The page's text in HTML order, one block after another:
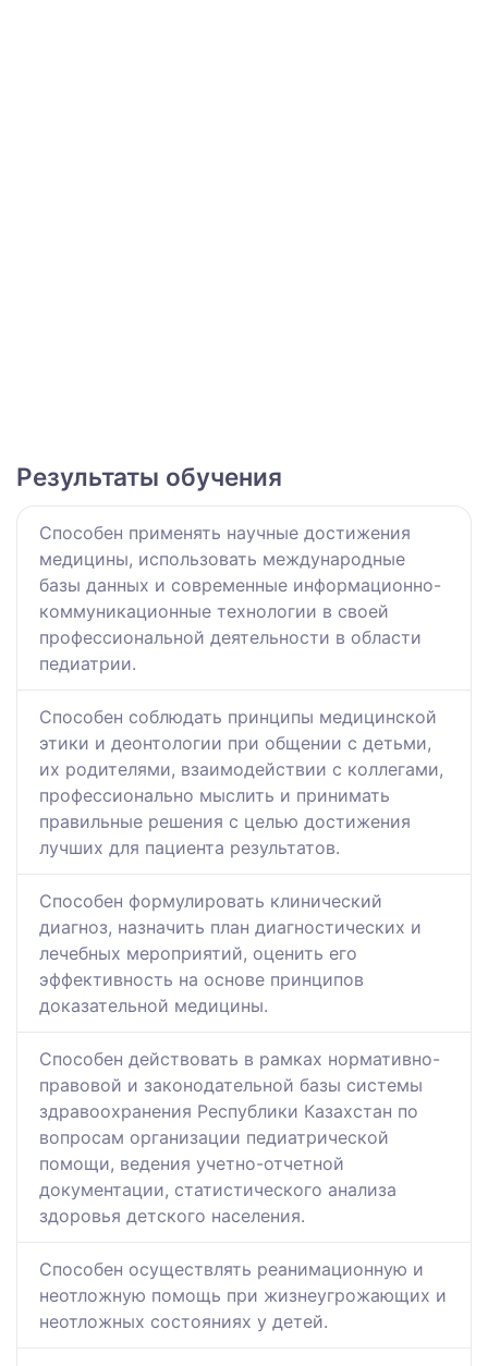
Результаты обучения
Способен применять научные достижения
медицины, использовать международные
базы данных и современные информационно-
коммуникационные технологии в своей
профессиональной деятельности в области
педиатрии.
Способен соблюдать принципы медицинской
этики и деонтологии при общении с детьми,
их родителями, взаимодействии с коллегами,
профессионально мыслить и принимать
правильные решения с целью достижения
лучших для пациента результатов.
Способен формулировать клинический
диагноз, назначить план диагностических и
лечебных мероприятий, оценить его
эффективность на основе принципов
доказательной медицины.
Способен действовать в рамках нормативно-
правовой и законодательной базы системы
здравоохранения Республики Казахстан по
вопросам организации педиатрической
помощи, ведения учетно-отчетной
документации, статистического анализа
здоровья детского населения.
Способен осуществлять реанимационную и
неотложную помощь при жизнеугрожающих и
неотложных состояниях у детей.